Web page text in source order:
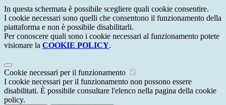
In questa schermata è possibile scegliere quali cookie consentire.
I cookie necessari sono quelli che consentono il funzionamento della
piattaforma e non è possibile disabilitarli.
Per conoscere quali sono i cookie necessari al funzionamento potete
visionare la COOKIE POLICY.
Cookie necessari per il funzionamento
I cookie necessari per il funzionamento non possono essere
disabilitati. È possibile consultare l'elenco nella pagina della cookie
policy.